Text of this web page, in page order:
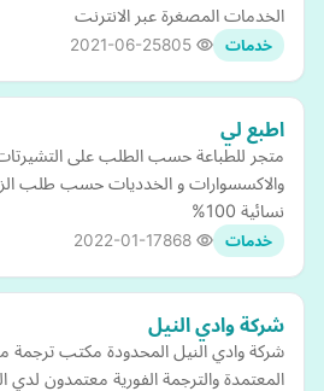
الخدمات المصغرة عبر الانترنت
خدمات 2021-06-25
اطبع لي
متجر للطباعة حسب الطلب على
والاكسسوارات و الخدديات حسب طلب
نسائية 100%
خدمات 2022-01-17
شركة وادي النيل
شركة وادي النيل المحدودة مكتب ترجمة
المعتمدة والترجمة الفورية معتمدون لدي